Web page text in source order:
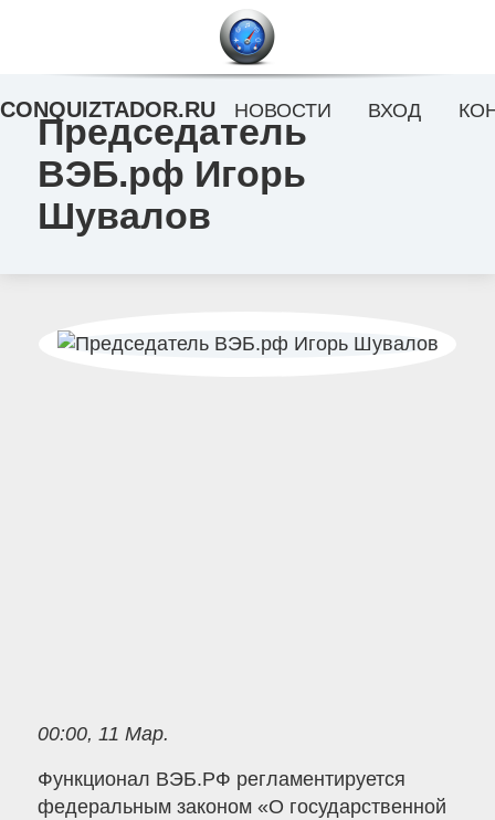
Председатель
ВЭБ.рф Игорь
Шувалов
00:00, 11 Мар.
Функционал ВЭБ.РФ регламентируется
федеральным законом «О государственной
CONQUIZTADOR.RU НОВОСТИ ВХОД